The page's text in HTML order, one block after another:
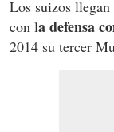
Los suizos
con la defensa
2014 su tercer